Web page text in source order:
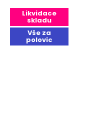
Likvidace
skladu
Vše za
polovic